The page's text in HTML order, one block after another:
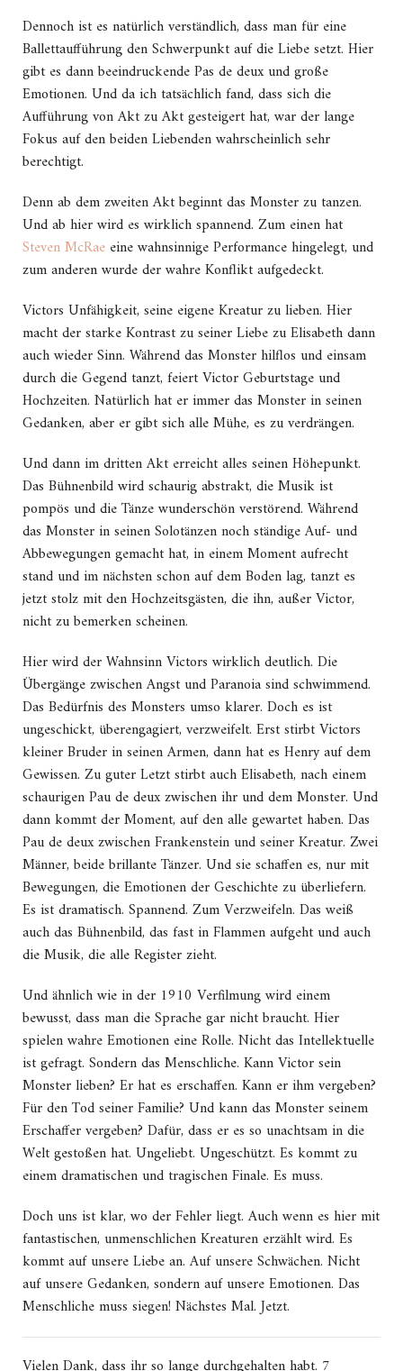
Dennoch ist es natürlich verständlich, dass man für eine
Ballettaufführung den Schwerpunkt auf die Liebe setzt. Hier
gibt es dann beeindruckende Pas de deux und große
Emotionen. Und da ich tatsächlich fand, dass sich die
Aufführung von Akt zu Akt gesteigert hat, war der lange
Fokus auf den beiden Liebenden wahrscheinlich sehr
berechtigt.
Denn ab dem zweiten Akt beginnt das Monster zu tanzen.
Und ab hier wird es wirklich spannend. Zum einen hat
Steven McRae eine wahnsinnige Performance hingelegt, und
zum anderen wurde der wahre Konflikt aufgedeckt.
Victors Unfähigkeit, seine eigene Kreatur zu lieben. Hier
macht der starke Kontrast zu seiner Liebe zu Elisabeth dann
auch wieder Sinn. Während das Monster hilflos und einsam
durch die Gegend tanzt, feiert Victor Geburtstage und
Hochzeiten. Natürlich hat er immer das Monster in seinen
Gedanken, aber er gibt sich alle Mühe, es zu verdrängen.
Und dann im dritten Akt erreicht alles seinen Höhepunkt.
Das Bühnenbild wird schaurig abstrakt, die Musik ist
pompös und die Tänze wunderschön verstörend. Während
das Monster in seinen Solotänzen noch ständige Auf- und
Abbewegungen gemacht hat, in einem Moment aufrecht
stand und im nächsten schon auf dem Boden lag, tanzt es
jetzt stolz mit den Hochzeitsgästen, die ihn, außer Victor,
nicht zu bemerken scheinen.
Hier wird der Wahnsinn Victors wirklich deutlich. Die
Übergänge zwischen Angst und Paranoia sind schwimmend.
Das Bedürfnis des Monsters umso klarer. Doch es ist
ungeschickt, überengagiert, verzweifelt. Erst stirbt Victors
kleiner Bruder in seinen Armen, dann hat es Henry auf dem
Gewissen. Zu guter Letzt stirbt auch Elisabeth, nach einem
schaurigen Pau de deux zwischen ihr und dem Monster. Und
dann kommt der Moment, auf den alle gewartet haben. Das
Pau de deux zwischen Frankenstein und seiner Kreatur. Zwei
Männer, beide brillante Tänzer. Und sie schaffen es, nur mit
Bewegungen, die Emotionen der Geschichte zu überliefern.
Es ist dramatisch. Spannend. Zum Verzweifeln. Das weiß
auch das Bühnenbild, das fast in Flammen aufgeht und auch
die Musik, die alle Register zieht.
Und ähnlich wie in der 1910 Verfilmung wird einem
bewusst, dass man die Sprache gar nicht braucht. Hier
spielen wahre Emotionen eine Rolle. Nicht das Intellektuelle
ist gefragt. Sondern das Menschliche. Kann Victor sein
Monster lieben? Er hat es erschaffen. Kann er ihm vergeben?
Für den Tod seiner Familie? Und kann das Monster seinem
Erschaffer vergeben? Dafür, dass er es so unachtsam in die
Welt gestoßen hat. Ungeliebt. Ungeschützt. Es kommt zu
einem dramatischen und tragischen Finale. Es muss.
Doch uns ist klar, wo der Fehler liegt. Auch wenn es hier mit
fantastischen, unmenschlichen Kreaturen erzählt wird. Es
kommt auf unsere Liebe an. Auf unsere Schwächen. Nicht
auf unsere Gedanken, sondern auf unsere Emotionen. Das
Menschliche muss siegen! Nächstes Mal. Jetzt.